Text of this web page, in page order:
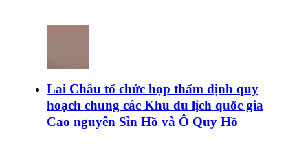
Lai Châu tổ chức họp thẩm định quy
hoạch chung các Khu du lịch quốc gia
Cao nguyên Sìn Hồ và Ô Quy Hồ